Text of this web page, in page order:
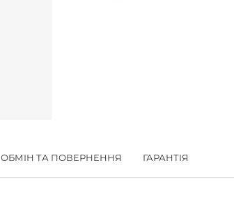
ОБМІН ТА ПОВЕРНЕННЯ ГАРАНТІЯ